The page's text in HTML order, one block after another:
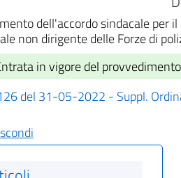
dell'accordo sindacale per
non dirigente delle Forze di
in vigore del
del 31-05-2022 - Suppl.